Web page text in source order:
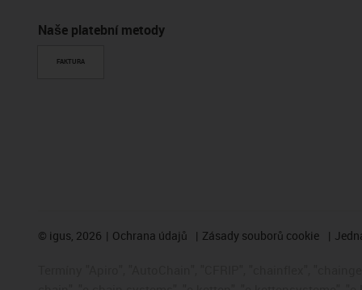
Naše platební metody
FAKTURA
© igus, 2026 Ochrana údajů Zásady souborů cookie